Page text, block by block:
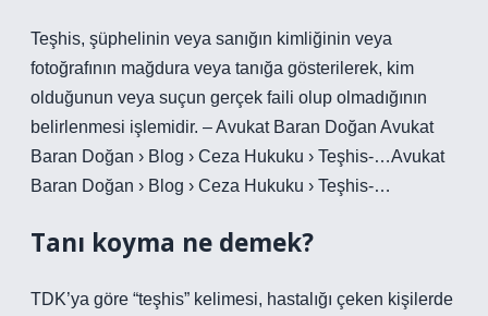
Teşhis, şüphelinin veya sanığın kimliğinin veya
fotoğrafının mağdura veya tanığa gösterilerek, kim
olduğunun veya suçun gerçek faili olup olmadığının
belirlenmesi işlemidir. – Avukat Baran Doğan Avukat
Baran Doğan › Blog › Ceza Hukuku › Teşhis-…Avukat
Baran Doğan › Blog › Ceza Hukuku › Teşhis-…
Tanı koyma ne demek?
TDK’ya göre “teşhis” kelimesi, hastalığı çeken kişilerde